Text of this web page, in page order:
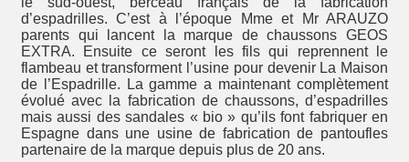
d’espadrilles. C’est à l’époque Mme et Mr ARAUZO
parents qui lancent la marque de chaussons GEOS
EXTRA. Ensuite ce seront les fils qui reprennent le
flambeau et transforment l’usine pour devenir La Maison
de l’Espadrille. La gamme a maintenant complètement
évolué avec la fabrication de chaussons, d’espadrilles
mais aussi des sandales « bio » qu’ils font fabriquer en
Espagne dans une usine de fabrication de pantoufles
partenaire de la marque depuis plus de 20 ans.